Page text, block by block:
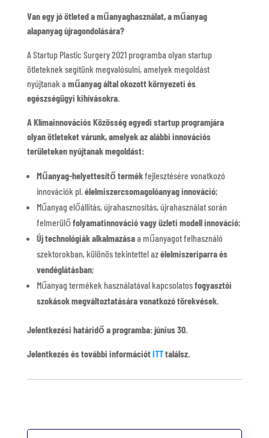
Van egy jó ötleted a műanyaghasználat, a műanyag
alapanyag újragondolására?
A Startup Plastic Surgery 2021 programba olyan startup
ötleteknek segítünk megvalósulni, amelyek megoldást
nyújtanak a műanyag által okozott környezeti és
egészségügyi kihívásokra.
A Klímainnovációs Közösség egyedi startup programjára
olyan ötleteket várunk, amelyek az alábbi innovációs
területeken nyújtanak megoldást:
Műanyag-helyettesítő termékfejlesztésére vonatkozó
innovációk pl.élelmiszercsomagolóanyag innováció;
Műanyag előállítás, újrahasznosítás, újrahasználat során
felmerülőfolyamatinnováció vagy üzleti modell innováció;
Új technológiák alkalmazásaa műanyagot felhasználó
szektorokban, különös tekintettel azélelmiszeriparra és
vendéglátásban;
Műanyag termékek használatával kapcsolatosfogyasztói
szokások megváltoztatására vonatkozó törekvések.
Jelentkezési határidő a programba: június 30.
Jelentkezés és további információtITTtalálsz.